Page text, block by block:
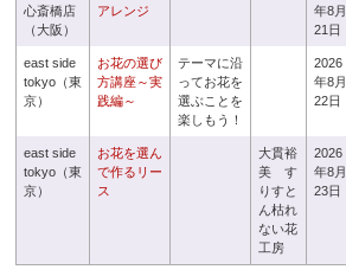
心斎橋店
（大阪）
アレンジ
年8月
21日
east side
tokyo（東
京）
お花の選び
方講座～実
践編～
テーマに沿
ってお花を
選ぶことを
楽しもう！
2026
年8月
22日
east side
tokyo（東
京）
お花を選ん
で作るリー
ス
大貫裕
美 す
りすと
ん枯れ
ない花
工房
2026
年8月
23日